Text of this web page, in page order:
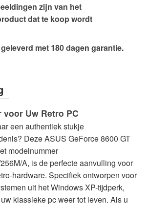
zijn van het
dat te koop wordt
met 180 dagen garantie.
voor Uw Retro PC
een authentiek stukje
Deze ASUS GeForce 8600 GT
modelnummer
A, is de perfecte aanvulling voor
hardware. Specifiek ontworpen voor
uit het Windows XP-tijdperk,
klassieke pc weer tot leven. Als u